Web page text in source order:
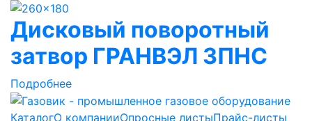
Дисковый поворотный
затвор ГРАНВЭЛ ЗПНС
Подробнее
КаталогО компанииОпросные листыПрайс-листы